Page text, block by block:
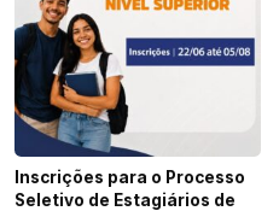
Inscrições para o Processo
Seletivo de Estagiários de